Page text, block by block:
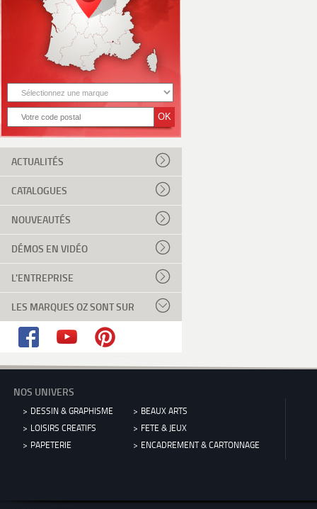
ACTUALITÉS
CATALOGUES
NOUVEAUTÉS
DÉMOS EN VIDÉO
L'ENTREPRISE
LES MARQUES OZ SONT SUR
NOS UNIVERS
DESSIN & GRAPHISME
BEAUX ARTS
LOISIRS CREATIFS
FETE & JEUX
PAPETERIE
ENCADREMENT & CARTONNAGE